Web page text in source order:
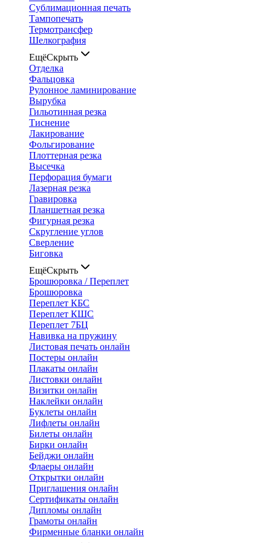
Сублимационная печать
Тампопечать
Термотрансфер
Шелкография
ЕщёСкрыть
Отделка
Фальцовка
Рулонное ламинирование
Вырубка
Гильотинная резка
Тиснение
Лакирование
Фольгирование
Плоттерная резка
Высечка
Перфорация бумаги
Лазерная резка
Гравировка
Планшетная резка
Фигурная резка
Скругление углов
Сверление
Биговка
ЕщёСкрыть
Брошюровка / Переплет
Брошюровка
Переплет КБС
Переплет КШС
Переплет 7БЦ
Навивка на пружину
Листовая печать онлайн
Постеры онлайн
Плакаты онлайн
Листовки онлайн
Визитки онлайн
Наклейки онлайн
Буклеты онлайн
Лифлеты онлайн
Билеты онлайн
Бирки онлайн
Бейджи онлайн
Флаеры онлайн
Открытки онлайн
Приглашения онлайн
Сертификаты онлайн
Дипломы онлайн
Грамоты онлайн
Фирменные бланки онлайн